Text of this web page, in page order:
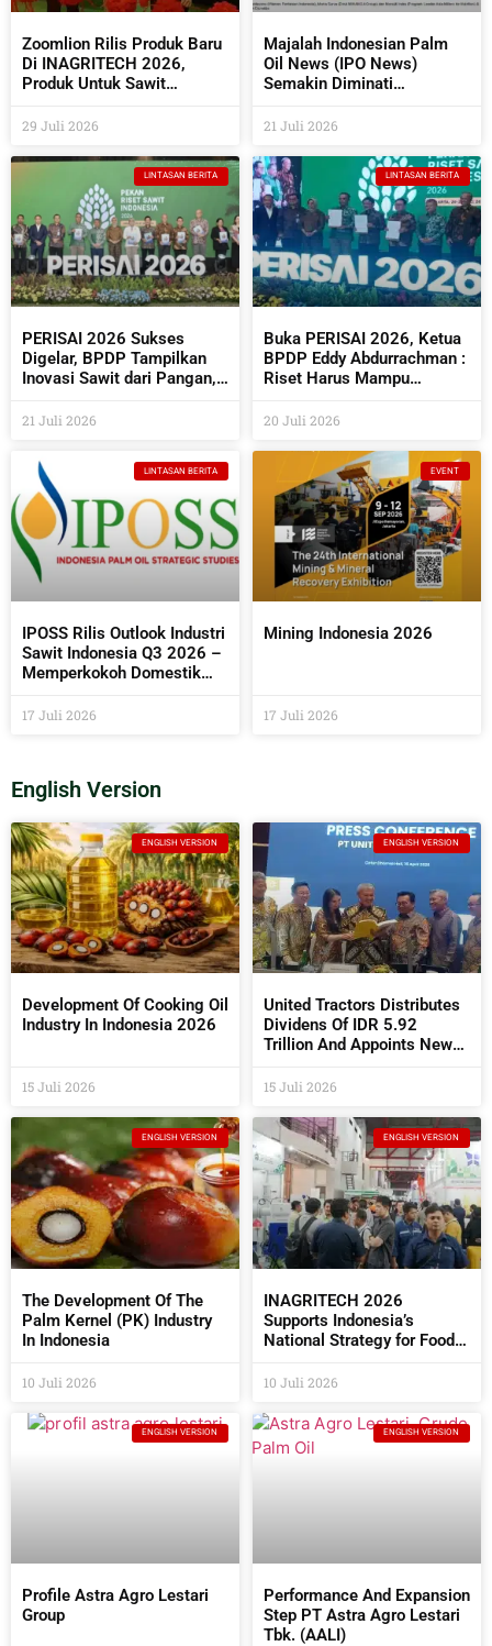
Zoomlion Rilis Produk Baru
Di INAGRITECH 2026,
Produk Untuk Sawit
29 Juli 2026
Majalah Indonesian Palm
Oil News (IPO News)
Semakin Diminati
Industri Pendukungnya
21 Juli 2026
LINTASAN BERITA
PERISAI 2026 Sukses
Digelar, BPDP Tampilkan
Inovasi Sawit dari Pangan,
Teknologi AI
21 Juli 2026
LINTASAN BERITA
Buka PERISAI 2026, Ketua
BPDP Eddy Abdurrachman :
Riset Harus Mampu
Industri Sekaligus
Masyarakat
20 Juli 2026
LINTASAN BERITA
IPOSS Rilis Outlook Industri
Sawit Indonesia Q3 2026 –
Memperkokoh Domestik
Global
17 Juli 2026
EVENT
Mining Indonesia 2026
17 Juli 2026
English Version
ENGLISH VERSION
Development Of Cooking Oil
Industry In Indonesia 2026
15 Juli 2026
ENGLISH VERSION
United Tractors Distributes
Dividens Of IDR 5.92
Trillion And Appoints New
Directors At The 2026 AGM
15 Juli 2026
ENGLISH VERSION
The Development Of The
Palm Kernel (PK) Industry
In Indonesia
10 Juli 2026
ENGLISH VERSION
INAGRITECH 2026
Supports Indonesia’s
National Strategy for Food
10 Juli 2026
ENGLISH VERSION
Profile Astra Agro Lestari
Group
ENGLISH VERSION
Performance And Expansion
Step PT Astra Agro Lestari
Tbk. (AALI)